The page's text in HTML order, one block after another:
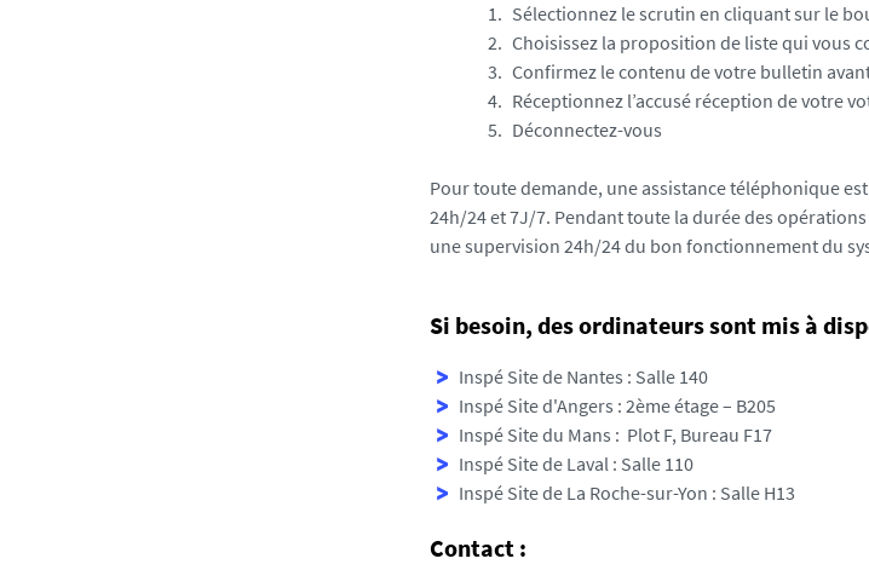
Sélectionnez le scrutin en cliquant sur le
Choisissez la proposition de liste qui vous
Confirmez le contenu de votre bulletin
Réceptionnez l’accusé réception de votre
Déconnectez-vous
Pour toute demande, une assistance téléphonique
24h/24 et 7J/7. Pendant toute la durée des
une supervision 24h/24 du bon fonctionnement du
Si besoin, des ordinateurs sont mis à
Inspé Site de Nantes : Salle 140
Inspé Site d'Angers : 2ème étage – B205
Inspé Site du Mans : Plot F, Bureau F17
Inspé Site de Laval : Salle 110
Inspé Site de La Roche-sur-Yon : Salle H13
Contact :